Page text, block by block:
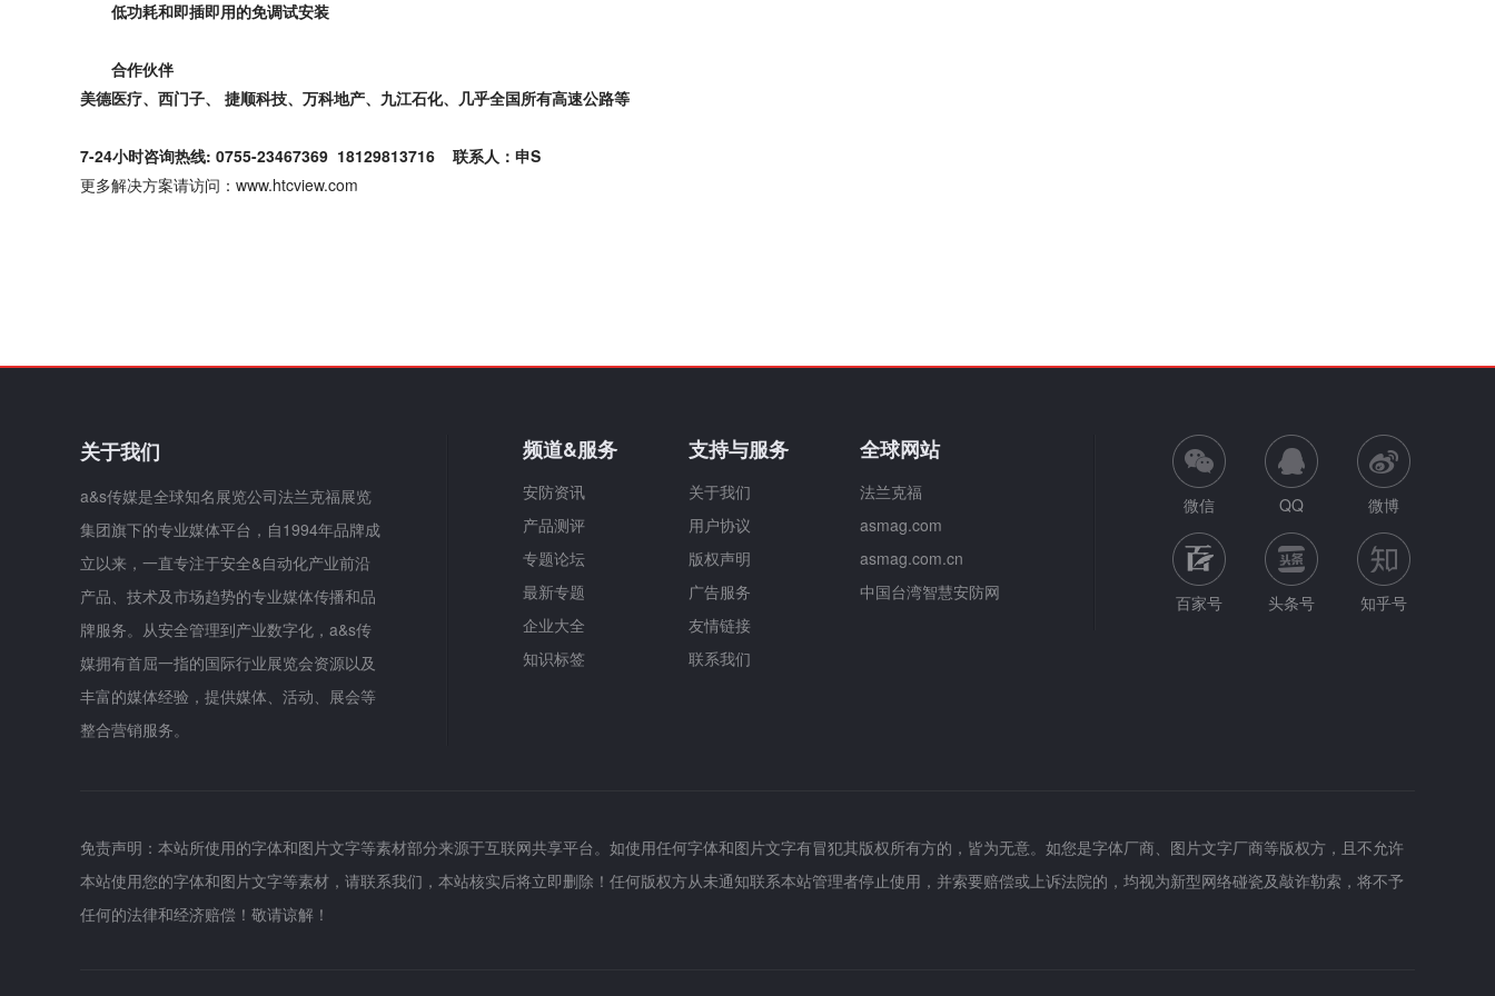
低功耗和即插即用的免调试安装
合作伙伴
美德医疗、西门子、 捷顺科技、万科地产、九江石化、几乎全国所有高速公路等
7-24小时咨询热线: 0755-23467369 18129813716 联系人：申S
更多解决方案请访问：www.htcview.com
关于我们
a&s传媒是全球知名展览公司法兰克福展览
集团旗下的专业媒体平台，自1994年品牌成
立以来，一直专注于安全&自动化产业前沿
产品、技术及市场趋势的专业媒体传播和品
牌服务。从安全管理到产业数字化，a&s传
媒拥有首屈一指的国际行业展览会资源以及
丰富的媒体经验，提供媒体、活动、展会等
整合营销服务。
频道&服务
安防资讯
产品测评
专题论坛
最新专题
企业大全
知识标签
支持与服务
关于我们
用户协议
版权声明
广告服务
友情链接
联系我们
全球网站
法兰克福
asmag.com
asmag.com.cn
中国台湾智慧安防网
微信 QQ 微博
百家号 头条号 知乎号
免责声明：本站所使用的字体和图片文字等素材部分来源于互联网共享平台。如使用任何字体和图片文字有冒犯其版权所有方的，皆为无意。如您是字体厂商、图片文字厂商等版权方，且不允许
本站使用您的字体和图片文字等素材，请联系我们，本站核实后将立即删除！任何版权方从未通知联系本站管理者停止使用，并索要赔偿或上诉法院的，均视为新型网络碰瓷及敲诈勒索，将不予
任何的法律和经济赔偿！敬请谅解！